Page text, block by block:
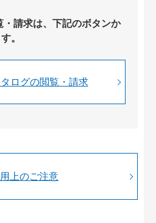
請求は、下記のボタンか
。
ログの閲覧・請求
上のご注意